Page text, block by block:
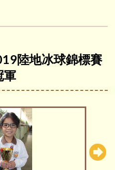
陸地冰球錦標賽
軍